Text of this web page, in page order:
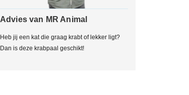
Advies van MR Animal
Heb jij een kat die graag krabt of lekker ligt?
Dan is deze krabpaal geschikt!